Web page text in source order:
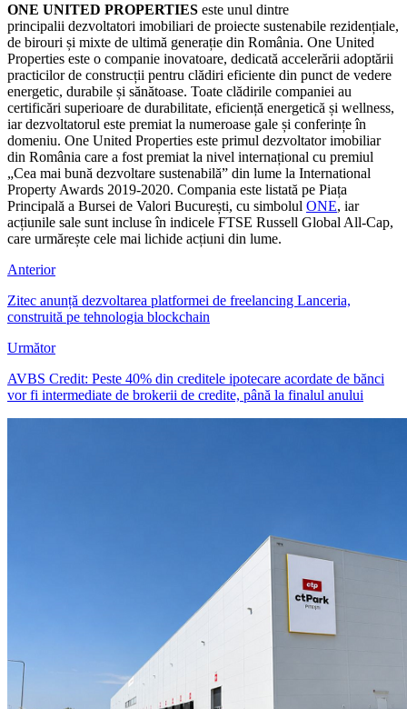
ONE UNITED PROPERTIES este unul dintre
principalii dezvoltatori imobiliari de proiecte sustenabile rezidențiale,
de birouri și mixte de ultimă generație din România. One United
Properties este o companie inovatoare, dedicată accelerării adoptării
practicilor de construcții pentru clădiri eficiente din punct de vedere
energetic, durabile și sănătoase. Toate clădirile companiei au
certificări superioare de durabilitate, eficiență energetică și wellness,
iar dezvoltatorul este premiat la numeroase gale și conferințe în
domeniu. One United Properties este primul dezvoltator imobiliar
din România care a fost premiat la nivel internațional cu premiul
„Cea mai bună dezvoltare sustenabilă” din lume la International
Property Awards 2019-2020. Compania este listată pe Piața
Principală a Bursei de Valori București, cu simbolul ONE, iar
acțiunile sale sunt incluse în indicele FTSE Russell Global All-Cap,
care urmărește cele mai lichide acțiuni din lume.
Anterior
Zitec anunță dezvoltarea platformei de freelancing Lanceria,
construită pe tehnologia blockchain
Următor
AVBS Credit: Peste 40% din creditele ipotecare acordate de bănci
vor fi intermediate de brokerii de credite, până la finalul anului